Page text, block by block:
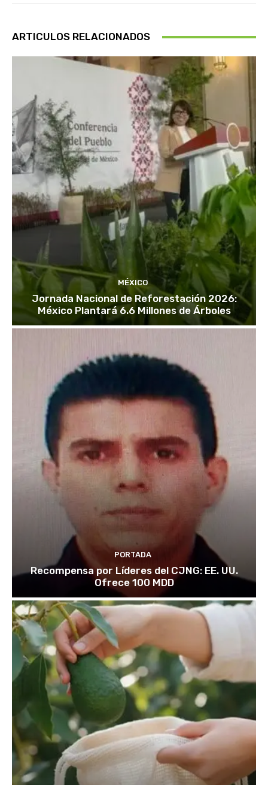
ARTICULOS RELACIONADOS
MÉXICO
Jornada Nacional de Reforestación 2026:
México Plantará 6.6 Millones de Árboles
PORTADA
Recompensa por Líderes del CJNG: EE. UU.
Ofrece 100 MDD